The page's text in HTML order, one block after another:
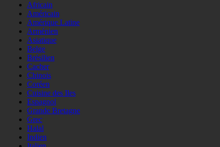
Africain
Américain
Amérique Latine
Arménien
Asiatique
Belge
Brésilien
Cacher
Chinois
Coréen
Cuisine des Iles
Espagnol
Grande Bretagne
Grec
Halal
Indien